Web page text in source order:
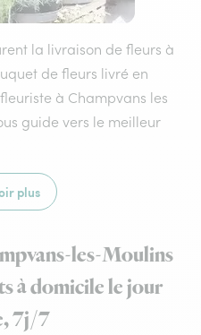
la livraison de fleurs à
de fleurs livré en
à Champvans les
guide vers le meilleur
plus
les-Moulins
à domicile le jour
7j/7